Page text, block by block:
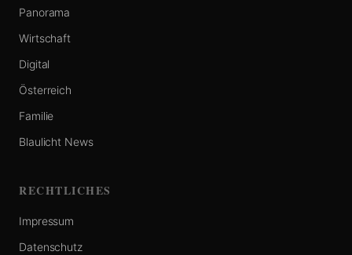
Panorama
Wirtschaft
Digital
Österreich
Familie
Blaulicht News
RECHTLICHES
Impressum
Datenschutz